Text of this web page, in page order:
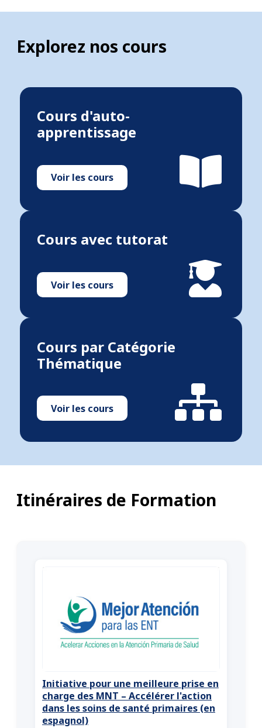
Explorez nos cours
Cours d'auto-
apprentissage
Voir les cours
Cours avec tutorat
Voir les cours
Cours par Catégorie
Thématique
Voir les cours
Itinéraires de Formation
Initiative pour une meilleure prise en
charge des MNT – Accélérer l'action
dans les soins de santé primaires (en
espagnol)